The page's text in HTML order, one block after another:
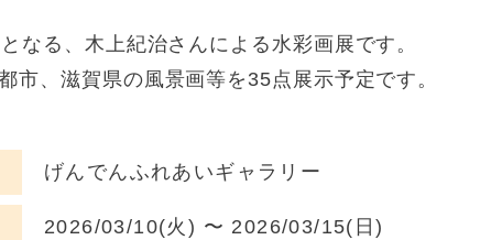
なる、木上紀治さんによる水彩画展です。
市、滋賀県の風景画等を35点展示予定です。
げんでんふれあいギャラリー
2026/03/10(火) 〜 2026/03/15(日)